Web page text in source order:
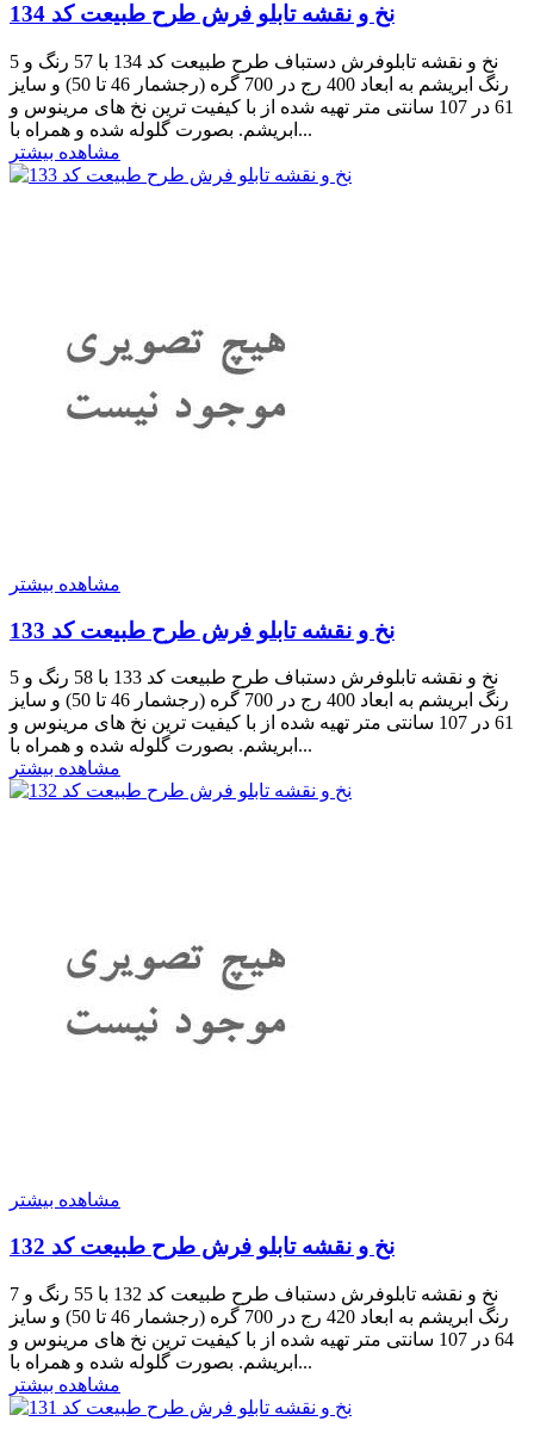
نخ و نقشه تابلو فرش طرح طبیعت کد 134
نخ و نقشه تابلوفرش دستباف طرح طبیعت کد 134 با 57 رنگ و 5
رنگ ابریشم به ابعاد 400 رج در 700 گره (رجشمار 46 تا 50) و سایز
61 در 107 سانتی متر تهیه شده از با کیفیت ترین نخ های مرینوس و
ابریشم. بصورت گلوله شده و همراه با...
مشاهده بیشتر
مشاهده بیشتر
نخ و نقشه تابلو فرش طرح طبیعت کد 133
نخ و نقشه تابلوفرش دستباف طرح طبیعت کد 133 با 58 رنگ و 5
رنگ ابریشم به ابعاد 400 رج در 700 گره (رجشمار 46 تا 50) و سایز
61 در 107 سانتی متر تهیه شده از با کیفیت ترین نخ های مرینوس و
ابریشم. بصورت گلوله شده و همراه با...
مشاهده بیشتر
مشاهده بیشتر
نخ و نقشه تابلو فرش طرح طبیعت کد 132
نخ و نقشه تابلوفرش دستباف طرح طبیعت کد 132 با 55 رنگ و 7
رنگ ابریشم به ابعاد 420 رج در 700 گره (رجشمار 46 تا 50) و سایز
64 در 107 سانتی متر تهیه شده از با کیفیت ترین نخ های مرینوس و
ابریشم. بصورت گلوله شده و همراه با...
مشاهده بیشتر